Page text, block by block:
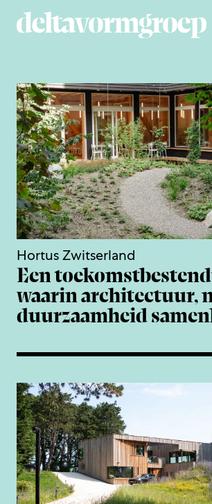
Hortus Zwitserland
Een
waarin architectuur,
duurzaamheid